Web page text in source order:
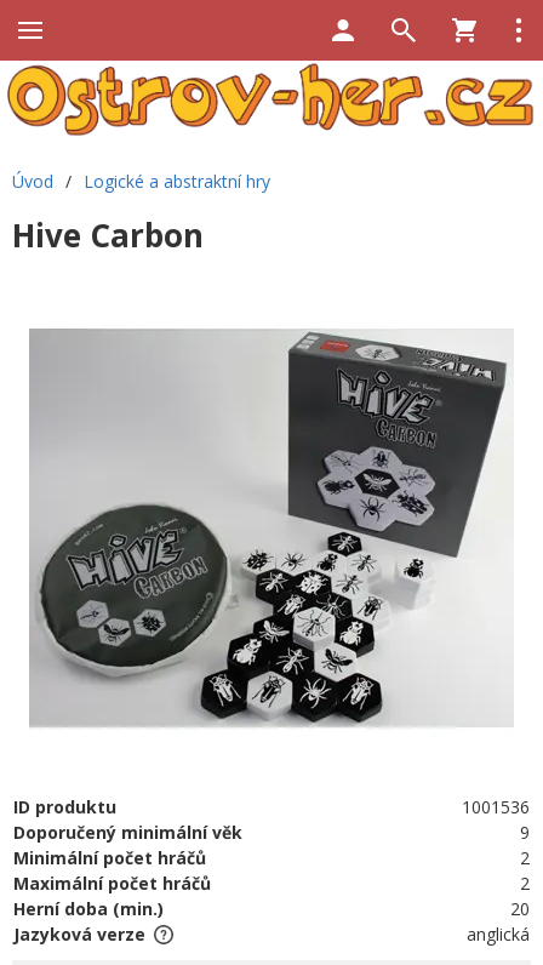
Úvod / Logické a abstraktní hry
Hive Carbon
ID produktu
1001536
Doporučený minimální věk
9
Minimální počet hráčů
2
Maximální počet hráčů
2
Herní doba (min.)
20
Jazyková verze
anglická